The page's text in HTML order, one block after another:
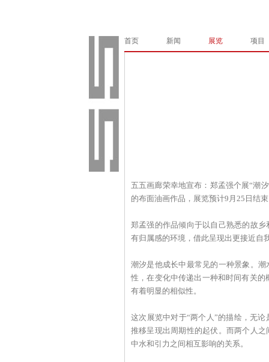
首页 新闻 展览 项目
五五画廊荣幸地宣布：郑孟强个展“潮
的布面油画作品，展览预计9月25日结
郑孟强的作品倾向于以自己熟悉的故
有归属感的环境，借此呈现出更接近自
潮汐是他成长中最常见的一种景象。
性，在变化中传递出一种和时间有关
有着明显的相似性。
这次展览中对于“两个人”的描绘，无
推移呈现出周期性的起伏。而两个人
中水和引力之间相互影响的关系。